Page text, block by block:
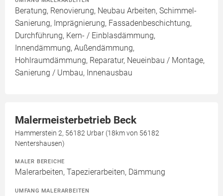
Beratung, Renovierung, Neubau Arbeiten, Schimmel-
Sanierung, Imprägnierung, Fassadenbeschichtung,
Durchführung, Kern- / Einblasdämmung,
Innendämmung, Außendämmung,
Hohlraumdämmung, Reparatur, Neueinbau / Montage,
Sanierung / Umbau, Innenausbau
Malermeisterbetrieb Beck
Hammerstein 2, 56182 Urbar (18km von 56182
Nentershausen)
MALER BEREICHE
Malerarbeiten, Tapezierarbeiten, Dämmung
UMFANG MALERARBEITEN